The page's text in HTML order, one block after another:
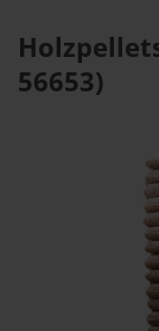
56653)